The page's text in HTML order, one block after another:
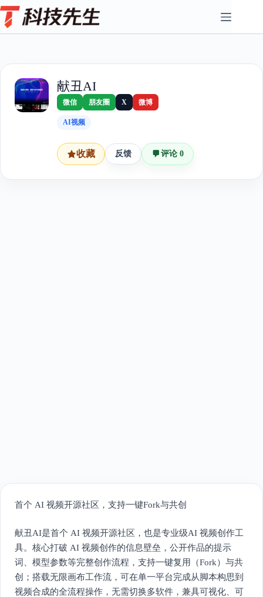
Skip
to
content
献丑AI
微信 朋友圈 X 微博
AI视频
收藏 反馈 评论 0
首个 AI 视频开源社区，支持一键Fork与共创
献丑AI是首个 AI 视频开源社区，也是专业级AI 视频创作工
具。核心打破 AI 视频创作的信息壁垒，公开作品的提示
词、模型参数等完整创作流程，支持一键复用（Fork）与共
创；搭载无限画布工作流，可在单一平台完成从脚本构思到
视频合成的全流程操作，无需切换多软件，兼具可视化、可